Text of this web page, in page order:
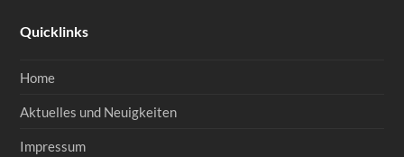
Quicklinks
Home
Aktuelles und Neuigkeiten
Impressum